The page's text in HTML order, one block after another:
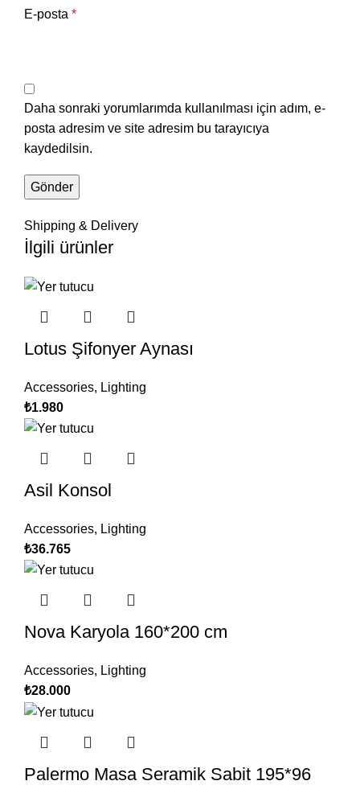
E-posta *
Daha sonraki yorumlarımda kullanılması için adım, e-
posta adresim ve site adresim bu tarayıcıya
kaydedilsin.
Shipping & Delivery
İlgili ürünler
Lotus Şifonyer Aynası
Accessories, Lighting
₺1.980
Asil Konsol
Accessories, Lighting
₺36.765
Nova Karyola 160*200 cm
Accessories, Lighting
₺28.000
Palermo Masa Seramik Sabit 195*96